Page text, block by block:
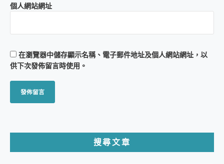
個人網站網址
在瀏覽器中儲存顯示名稱、電子郵件地址及個人網站網址，以
供下次發佈留言時使用。
搜尋文章